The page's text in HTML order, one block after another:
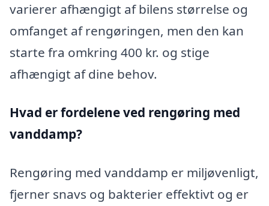
varierer afhængigt af bilens størrelse og
omfanget af rengøringen, men den kan
starte fra omkring 400 kr. og stige
afhængigt af dine behov.
Hvad er fordelene ved rengøring med
vanddamp?
Rengøring med vanddamp er miljøvenligt,
fjerner snavs og bakterier effektivt og er